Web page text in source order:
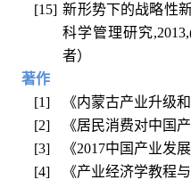
[15] 新形势下的战略性
科学管理研究
者）
著作
[1]
《内蒙古产业升级
[2]
《居民消费对中国
[3]
《2017中国产业发
[4]
《产业经济学教程